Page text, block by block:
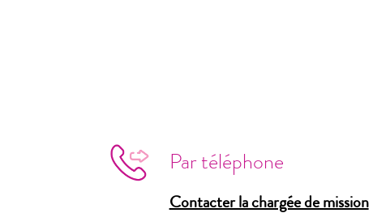
Par téléphone
Contacter la chargée de mission